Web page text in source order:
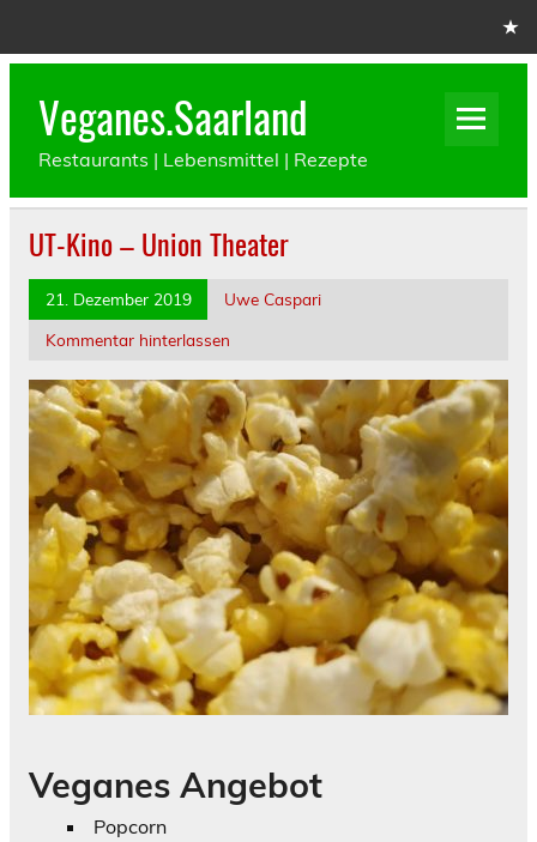
Veganes.Saarland
Restaurants | Lebensmittel | Rezepte
UT-Kino – Union Theater
21. Dezember 2019
Uwe Caspari
Kommentar hinterlassen
Veganes Angebot
Popcorn